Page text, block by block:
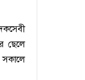
ছেলে